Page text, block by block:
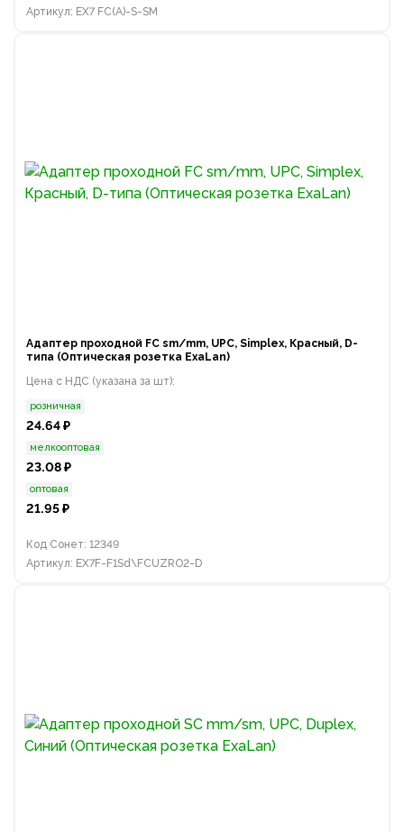
Артикул: EX7 FC(A)-S-SM
Адаптер проходной FC sm/mm, UPC, Simplex, Красный, D-
типа (Оптическая розетка ExaLan)
Цена с НДС (указана за шт):
розничная
24.64 ₽
мелкооптовая
23.08 ₽
оптовая
21.95 ₽
Код Сонет: 12349
Артикул: EX7F-F1Sd\FCUZRO2-D